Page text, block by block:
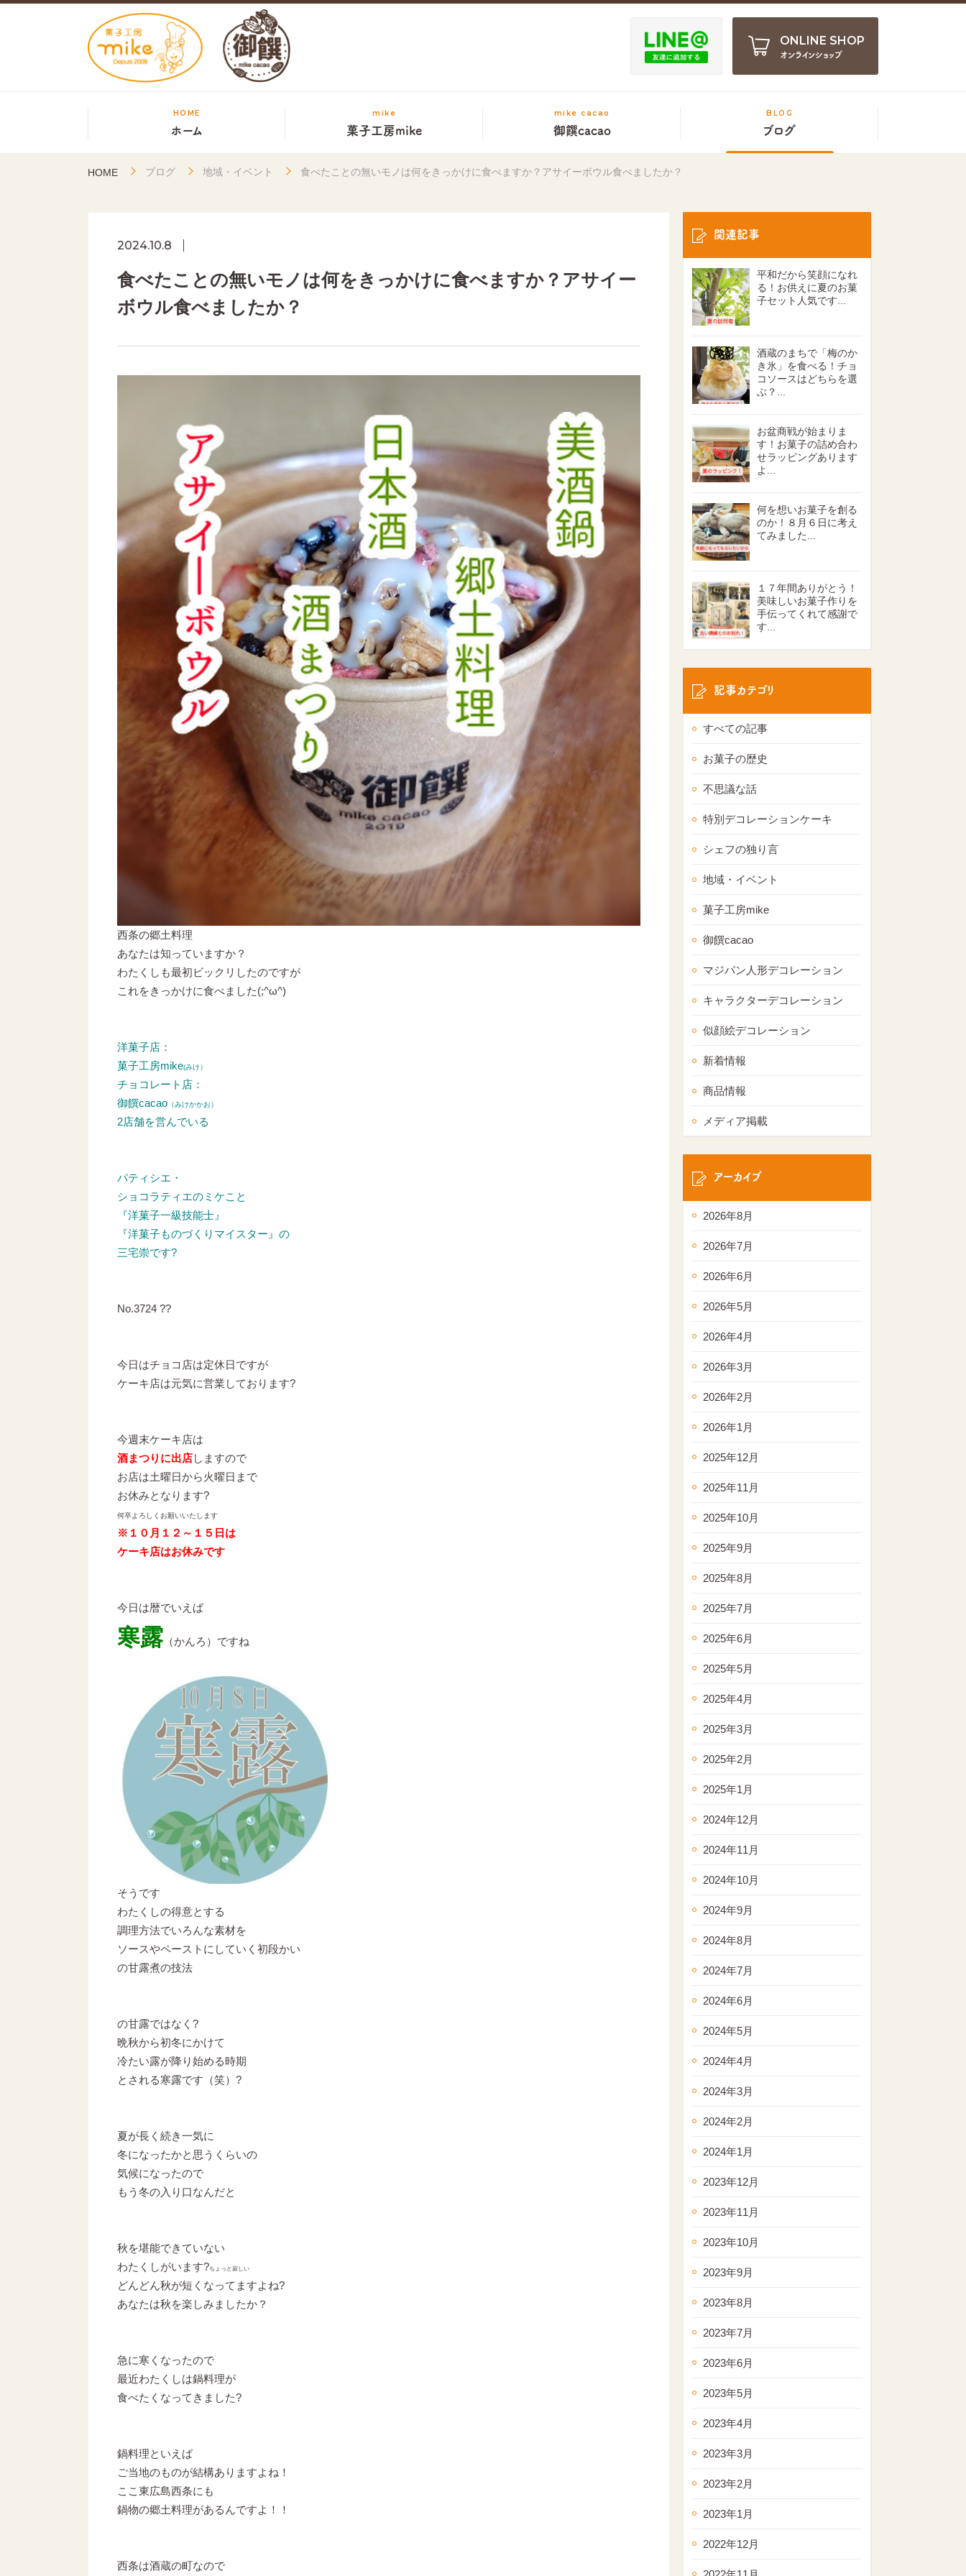
ONLINE SHOP
オンラインショップ
HOME
ホーム
mike
菓子工房mike
mike cacao
御饌cacao
BLOG
ブログ
HOME ブログ 地域・イベント 食べたことの無いモノは何をきっかけに食べますか？アサイーボウル食べましたか？
2024.10.8
食べたことの無いモノは何をきっかけに食べますか？アサイー
ボウル食べましたか？
西条の郷土料理
あなたは知っていますか？
わたくしも最初ビックリしたのですが
これをきっかけに食べました(;^ω^)
洋菓子店：
菓子工房mike(みけ）
チョコレート店：
御饌cacao （みけかかお）
2店舗を営んでいる
パティシエ・
ショコラティエのミケこと
『洋菓子一級技能士』
『洋菓子ものづくりマイスター』の
三宅崇です?
No.3724 ??
今日はチョコ店は定休日ですが
ケーキ店は元気に営業しております?
今週末ケーキ店は
酒まつりに出店しますので
お店は土曜日から火曜日まで
お休みとなります?
何卒よろしくお願いいたします
※１０月１２～１５日は
ケーキ店はお休みです
今日は暦でいえば
寒露（かんろ）ですね
そうです
わたくしの得意とする
調理方法でいろんな素材を
ソースやペーストにしていく初段かい
の甘露煮の技法
の甘露ではなく?
晩秋から初冬にかけて
冷たい露が降り始める時期
とされる寒露です（笑）?
夏が長く続き一気に
冬になったかと思うくらいの
気候になったので
もう冬の入り口なんだと
秋を堪能できていない
わたくしがいます?ちょっと寂しい
どんどん秋が短くなってますよね?
あなたは秋を楽しみましたか？
急に寒くなったので
最近わたくしは鍋料理が
食べたくなってきました?
鍋料理といえば
ご当地のものが結構ありますよね！
ここ東広島西条にも
鍋物の郷土料理があるんですよ！！
西条は酒蔵の町なので
関連記事
平和だから笑顔になれ
る！お供えに夏のお菓
子セット人気です...
酒蔵のまちで「梅のか
き氷」を食べる！チョ
コソースはどちらを選
ぶ？...
お盆商戦が始まりま
す！お菓子の詰め合わ
せラッピングあります
よ...
何を想いお菓子を創る
のか！８月６日に考え
てみました...
１７年間ありがとう！
美味しいお菓子作りを
手伝ってくれて感謝で
す...
記事カテゴリ
すべての記事
お菓子の歴史
不思議な話
特別デコレーションケーキ
シェフの独り言
地域・イベント
菓子工房mike
御饌cacao
マジパン人形デコレーション
キャラクターデコレーション
似顔絵デコレーション
新着情報
商品情報
メディア掲載
アーカイブ
2026年8月
2026年7月
2026年6月
2026年5月
2026年4月
2026年3月
2026年2月
2026年1月
2025年12月
2025年11月
2025年10月
2025年9月
2025年8月
2025年7月
2025年6月
2025年5月
2025年4月
2025年3月
2025年2月
2025年1月
2024年12月
2024年11月
2024年10月
2024年9月
2024年8月
2024年7月
2024年6月
2024年5月
2024年4月
2024年3月
2024年2月
2024年1月
2023年12月
2023年11月
2023年10月
2023年9月
2023年8月
2023年7月
2023年6月
2023年5月
2023年4月
2023年3月
2023年2月
2023年1月
2022年12月